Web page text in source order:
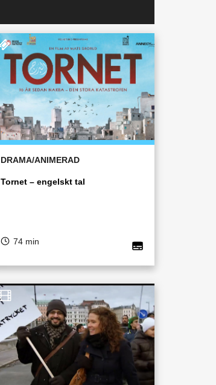
DRAMA/ANIMERAD
Tornet – engelskt tal
74 min